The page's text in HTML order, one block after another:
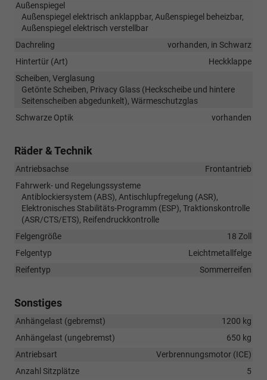
Außenspiegel
Außenspiegel elektrisch anklappbar, Außenspiegel beheizbar,
Außenspiegel elektrisch verstellbar
Dachreling
vorhanden, in Schwarz
Hintertür (Art)
Heckklappe
Scheiben, Verglasung
Getönte Scheiben, Privacy Glass (Heckscheibe und hintere
Seitenscheiben abgedunkelt), Wärmeschutzglas
Schwarze Optik
vorhanden
Räder & Technik
Antriebsachse
Frontantrieb
Fahrwerk- und Regelungssysteme
Antiblockiersystem (ABS), Antischlupfregelung (ASR),
Elektronisches Stabilitäts-Programm (ESP), Traktionskontrolle
(ASR/CTS/ETS), Reifendruckkontrolle
Felgengröße
18 Zoll
Felgentyp
Leichtmetallfelge
Reifentyp
Sommerreifen
Sonstiges
Anhängelast (gebremst)
1200 kg
Anhängelast (ungebremst)
650 kg
Antriebsart
Verbrennungsmotor (ICE)
Anzahl Sitzplätze
5